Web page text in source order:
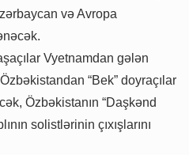
və Avropa
Vyetnamdan gələn
“Bek” doyraçılar
Özbəkistanın “Daşkənd
solistlərinin çıxışlarını